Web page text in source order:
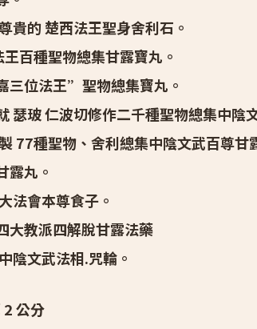
貴的 楚西法王聖身舍利石。
百種聖物總集甘露寶丸。
三位法王”聖物總集寶丸。
瑟玻 仁波切修作二千種聖物總集中陰
77種聖物、舍利總集中陰文武百尊甘
露丸。
法會本尊食子。
大教派四解脫甘露法藥
陰文武法相.咒輪。
2 公分